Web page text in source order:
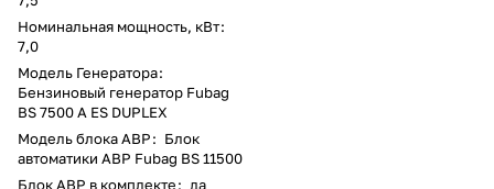
Номинальная мощность, кВт:
7,0
Модель Генератора:
Бензиновый генератор Fubag
BS 7500 A ES DUPLEX
Модель блока АВР: Блок
автоматики АВР Fubag BS 11500
Блок АВР в комплекте: да